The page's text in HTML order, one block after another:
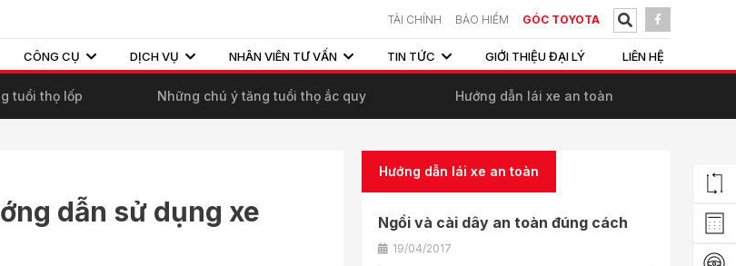
TÀI CHÍNH BẢO HIỂM GÓC TOYOTA
CÔNG CỤ DỊCH VỤ NHÂN VIÊN TƯ VẤN TIN TỨC GIỚI THIỆU ĐẠI LÝ LIÊN HỆ
tuổi thọ lốp Những chú ý tăng tuổi thọ ắc quy Hướng dẫn lái xe an toàn
dẫn sử dụng xe
Hướng dẫn lái xe an toàn
Ngồi và cài dây an toàn đúng cách
19/04/2017